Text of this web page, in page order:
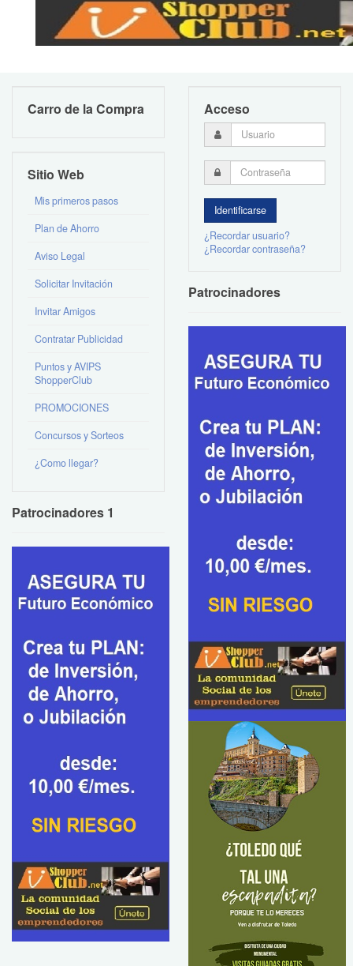
Carro de la Compra
Sitio Web
Mis primeros pasos
Plan de Ahorro
Aviso Legal
Solicitar Invitación
Invitar Amigos
Contratar Publicidad
Puntos y AVIPS
ShopperClub
PROMOCIONES
Concursos y Sorteos
¿Como llegar?
Patrocinadores 1
Acceso
¿Recordar usuario?
¿Recordar contraseña?
Patrocinadores